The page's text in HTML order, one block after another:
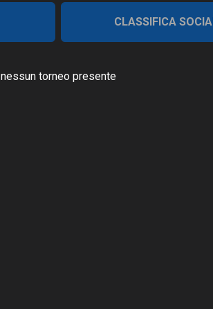
CLASSIFICA
nessun torneo presente